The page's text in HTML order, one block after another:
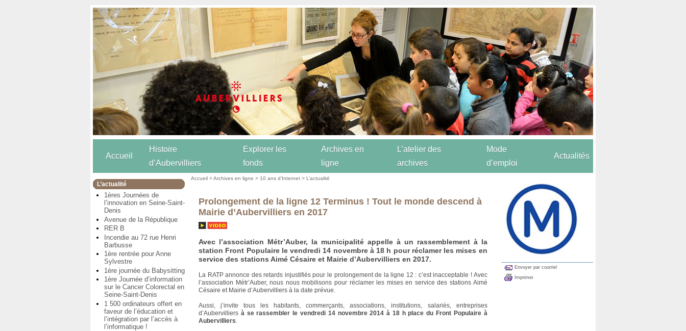
Accueil
Histoire
d’Aubervilliers
Explorer les
fonds
Archives en
ligne
L’atelier des
archives
Mode
d’emploi
Actualités
L’actualité
1ères Journées de
l’innovation en Seine-Saint-
Denis
Avenue de la République
RER B
Incendie au 72 rue Henri
Barbusse
1ère rentrée pour Anne
Sylvestre
1ère journée du Babysitting
1ère Journée d’information
sur le Cancer Colorectal en
Seine-Saint-Denis
1 500 ordinateurs offert en
faveur de l’éducation et
l’intégration par l’accès à
l’informatique !
Accueil >Archives en ligne > 10 ans d’Internet >L’actualité
Prolongement de la ligne 12 Terminus ! Tout le monde descend à
Mairie d’Aubervilliers en 2017
Avec l’association Métr’Auber, la municipalité appelle à un rassemblement à la
station Front Populaire le vendredi 14 novembre à 18 h pour réclamer les mises en
service des stations Aimé Césaire et Mairie d’Aubervilliers en 2017.
La RATP annonce des retards injustifiés pour le prolongement de la ligne 12 : c’est inacceptable ! Avec
l’association Métr’Auber, nous nous mobilisons pour réclamer les mises en service des stations Aimé
Césaire et Mairie d’Aubervilliers à la date prévue.
Aussi, j’invite tous les habitants, commerçants, associations, institutions, salariés, entreprises
d’Aubervilliers à se rassembler le vendredi 14 novembre 2014 à 18 h place du Front Populaire à
Aubervilliers.
Envoyer par courriel
Imprimer